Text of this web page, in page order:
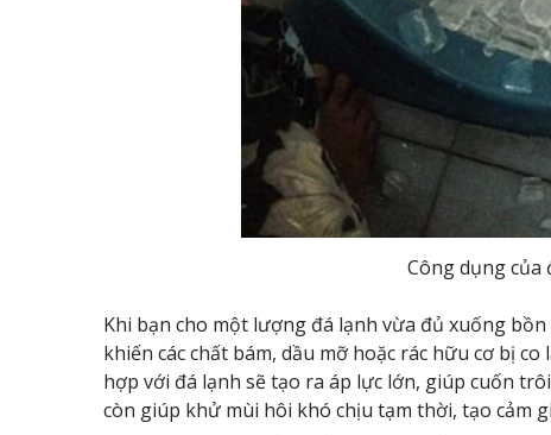
Công dụng
Khi bạn cho một lượng đá lạnh vừa đủ xuống
khiến các chất bám, dầu mỡ hoặc rác hữu cơ bị
hợp với đá lạnh sẽ tạo ra áp lực lớn, giúp cuốn
còn giúp khử mùi hôi khó chịu tạm thời, tạo cảm